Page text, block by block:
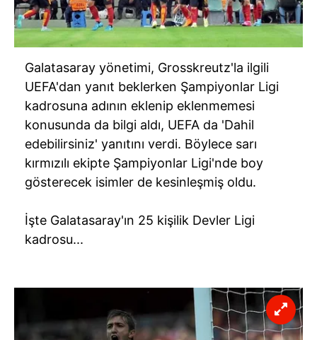
Galatasaray yönetimi, Grosskreutz'la ilgili
UEFA'dan yanıt beklerken Şampiyonlar Ligi
kadrosuna adının eklenip eklenmemesi
konusunda da bilgi aldı, UEFA da 'Dahil
edebilirsiniz' yanıtını verdi. Böylece sarı
kırmızılı ekipte Şampiyonlar Ligi'nde boy
gösterecek isimler de kesinleşmiş oldu.
İşte Galatasaray'ın 25 kişilik Devler Ligi
kadrosu...